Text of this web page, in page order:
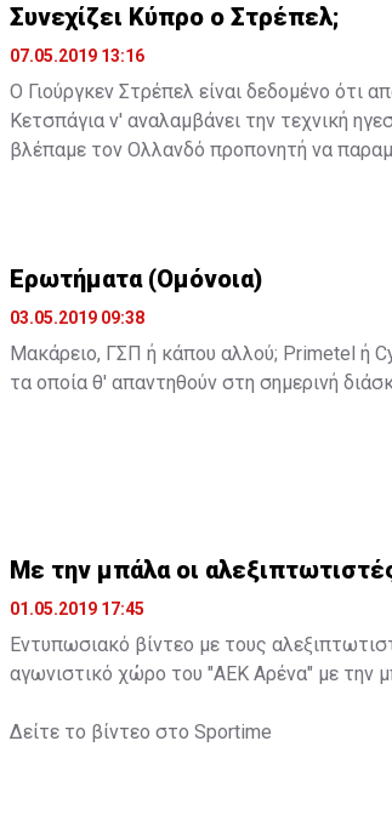
Συνεχίζει Κύπρο ο Στρέπελ;
07.05.2019 13:16
Ο Γιούργκεν Στρέπελ είναι δεδομένο ότι
Κετσπάγια ν' αναλαμβάνει την τεχνική
βλέπαμε τον Ολλανδό προπονητή να
Ερωτήματα (Ομόνοια)
03.05.2019 09:38
Μακάρειο, ΓΣΠ ή κάπου αλλού; Primetel ή
τα οποία θ' απαντηθούν στη σημερινή
Με την μπάλα οι
01.05.2019 17:45
Εντυπωσιακό βίντεο με τους
αγωνιστικό χώρο του "ΑΕΚ Αρένα" με την
Δείτε το βίντεο στο Sportime